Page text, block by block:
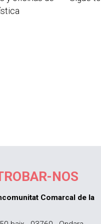
NOS
Comarcal de la